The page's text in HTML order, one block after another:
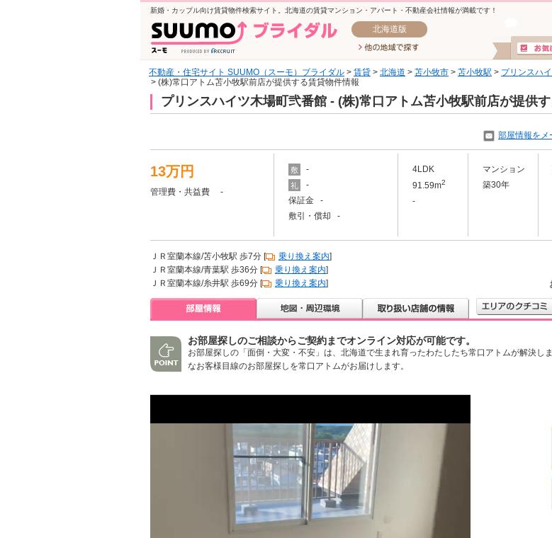
新婚・カップル向け賃貸物件検索サイト。北海道の賃貸マンション・アパート・不動産会社情報が満載です！
北海道版
不動産・住宅サイト SUUMO（スーモ）ブライダル > 賃貸 > 北海道 > 苫小牧市 > 苫小牧駅 > プリンスハ
> (株)常口アトム苫小牧駅前店が提供する賃貸物件情報
プリンスハイツ木場町弐番館 - (株)常口アトム苫小牧駅前店が提供
部屋情報をメ
13万円
管理費・共益費 -
敷 -
礼
-
保証金 -
敷引・償却 -
4LDK
91.59m2
-
マンション
築30年
ＪＲ室蘭本線/苫小牧駅 歩7分 [ 乗り換え案内]
ＪＲ室蘭本線/青葉駅 歩36分 [
乗り換え案内]
ＪＲ室蘭本線/糸井駅 歩69分 [
乗り換え案内]
お部屋探しのご相談からご契約までオンライン対応が可能です。
お部屋探しの「面倒・大変・不安」は、北海道で生まれ育ったわたしたち常口アトムが解決し
なお客様目線のお部屋探しを常口アトムがお届けします。